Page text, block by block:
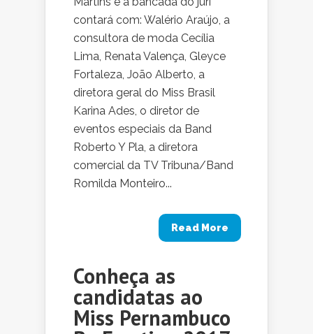
contará com: Walério Araújo, a
consultora de moda Cecília
Lima, Renata Valença, Gleyce
Fortaleza, João Alberto, a
diretora geral do Miss Brasil
Karina Ades, o diretor de
eventos especiais da Band
Roberto Y Pla, a diretora
comercial da TV Tribuna/Band
Romilda Monteiro...
Read More
Conheça as
candidatas ao
Miss Pernambuco